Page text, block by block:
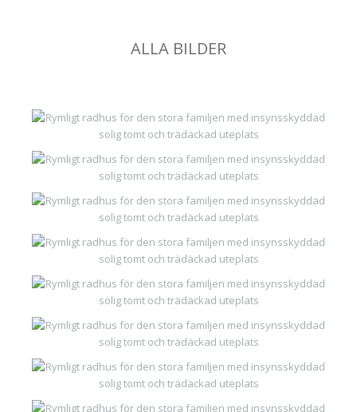
ALLA BILDER